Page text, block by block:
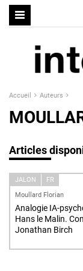
Accueil Auteurs
Articles
JALON
FR
Moullard Florian
Analogie IA-
Hans le Malin.
Jonathan Birch